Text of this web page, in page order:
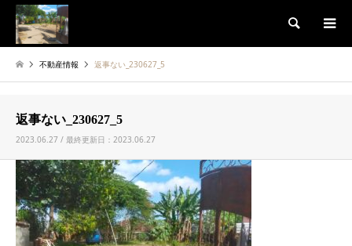
検索
不動産情報 返事ない_230627_5
返事ない_230627_5
2023.06.27 / 最終更新日：2023.06.27